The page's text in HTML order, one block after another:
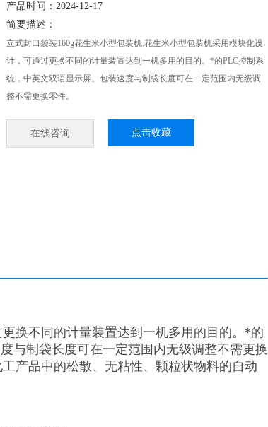
产品时间：2024-12-17
简要描述：
立式封口袋装160g花生米小型包装机:花生米小型包装机​采用模块化设
计，可通过更换不同的计量装置达到一机多用的目的。*的PLC控制系
统，中英文双语显示屏。包装速度与制袋长度可在一定范围内无级调
整不需更换零件。
在线咨询 点击收藏
换不同的计量装置达到一机多用的目的。*的
与制袋长度可在一定范围内无级调整不需更换
产品中的松散、无粘性、颗粒状物料的自动